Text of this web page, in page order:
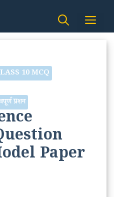
10 MCQ
प्रशन
Paper